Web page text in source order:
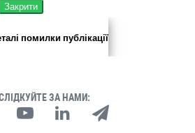
Закрити
помилки публікації
ЗА НАМИ: